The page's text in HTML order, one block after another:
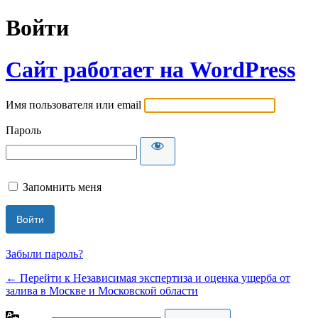
Войти
Сайт работает на WordPress
Имя пользователя или email
Пароль
Запомнить меня
Забыли пароль?
← Перейти к Независимая экспертиза и оценка ущерба от
залива в Москве и Московской области